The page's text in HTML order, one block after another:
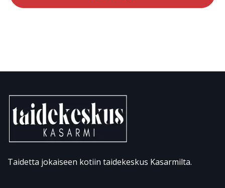
Taidetta jokaiseen kotiin taidekeskus Kasarmilta.